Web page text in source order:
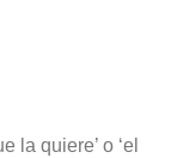
la quiere’ o ‘el